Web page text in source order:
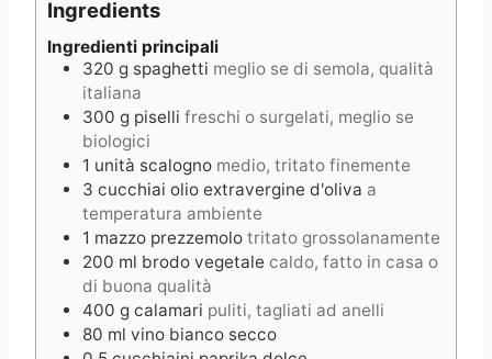
e
s
Ingredients
Ingredienti principali
320 g spaghetti meglio se di semola, qualità
italiana
300 g piselli freschi o surgelati, meglio se
biologici
1 unità scalogno medio, tritato finemente
3 cucchiai olio extravergine d'oliva a
temperatura ambiente
1 mazzo prezzemolo tritato grossolanamente
200 ml brodo vegetale caldo, fatto in casa o
di buona qualità
400 g calamari puliti, tagliati ad anelli
80 ml vino bianco secco